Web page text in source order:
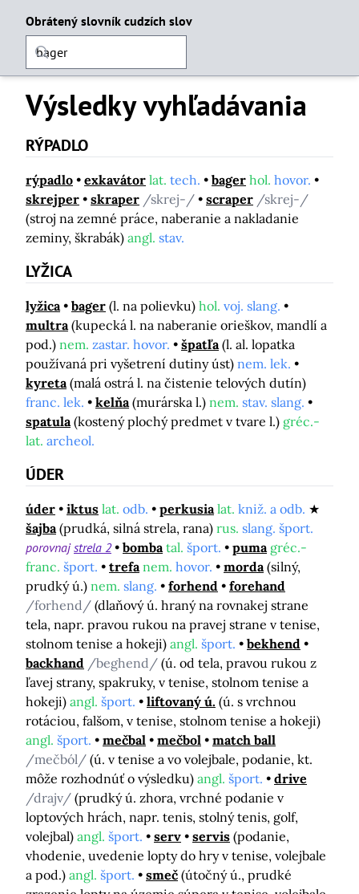
Obrátený slovník cudzích slov
Výsledky vyhľadávania
RÝPADLO
rýpadlo exkavátor lat. tech. bager hol. hovor.
skrejper
skraper /skrej-/ scraper /skrej-/
(stroj na zemné práce, naberanie a nakladanie
zeminy, škrabák) angl. stav.
LYŽICA
lyžica bager (l. na polievku) hol. voj. slang.
multra (kupecká l. na naberanie orieškov, mandlí a
pod.) nem. zastar. hovor. špatľa (l. al. lopatka
používaná pri vyšetrení dutiny úst) nem. lek.
kyreta (malá ostrá l. na čistenie telových dutín)
franc. lek.
kelňa (murárska l.) nem. stav. slang.
spatula (kostený plochý predmet v tvare l.) gréc.-
lat. archeol.
ÚDER
úder iktus lat. odb. perkusia lat. kniž. a odb.
šajba (prudká, silná strela, rana) rus. slang. šport.
porovnajstrela 2 bomba tal. šport. puma gréc.-
franc. šport. trefa nem. hovor. morda (silný,
prudký ú.) nem. slang. forhend
forehand
/forhend/ (dlaňový ú. hraný na rovnakej strane
tela, napr. pravou rukou na pravej strane v tenise,
stolnom tenise a hokeji) angl. šport.
bekhend
backhand /beghend/ (ú. od tela, pravou rukou z
ľavej strany, spakruky, v tenise, stolnom tenise a
hokeji) angl. šport. liftovaný ú. (ú. s vrchnou
rotáciou, falšom, v tenise, stolnom tenise a hokeji)
angl. šport. mečbal mečbol
match ball
/mečból/ (ú. v tenise a vo volejbale, podanie, kt.
môže rozhodnúť o výsledku) angl. šport.
drive
/drajv/ (prudký ú. zhora, vrchné podanie v
loptových hrách, napr. tenis, stolný tenis, golf,
volejbal) angl. šport. serv servis (podanie,
vhodenie, uvedenie lopty do hry v tenise, volejbale
a pod.) angl. šport. smeč (útočný ú., prudké